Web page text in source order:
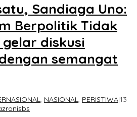
Sandiaga Uno:
Berpolitik Tidak
gelar diskusi
semangat
, NASIONAL, PERISTIWA|13